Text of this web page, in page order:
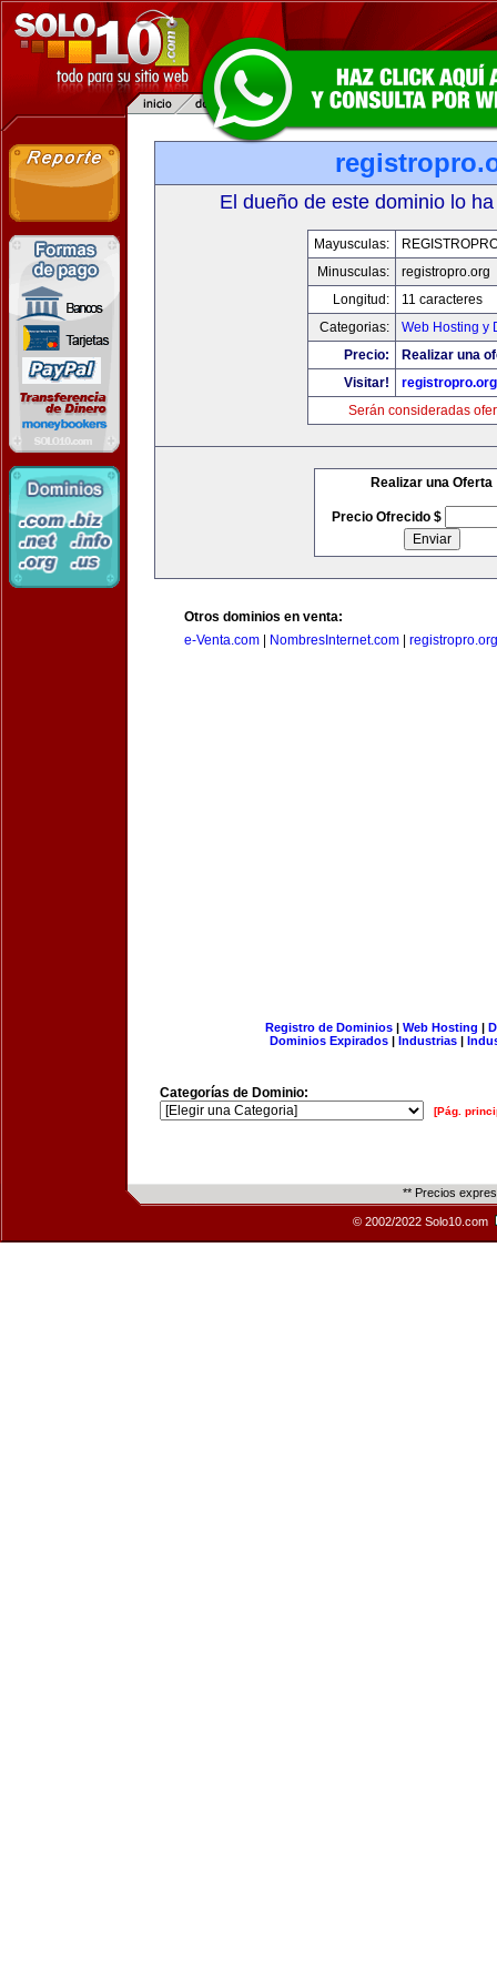
El dueño de este dominio lo
Mayusculas:
Minusculas:
registropro.org
Longitud:
11 caracteres
Categorias:
Web Hosting y
Precio:
Realizar una
Visitar!
registropro.org
Serán consideradas
Realizar una Oferta
Precio Ofrecido $
Otros dominios en venta:
e-Venta.com
NombresInternet.com registropro.org
Registro de Dominios| Web Hosting |
Dominios Expirados | Industrias |
Categorías de Dominio:
[Pág.
** Precios
© 2002/2022 Solo10.com